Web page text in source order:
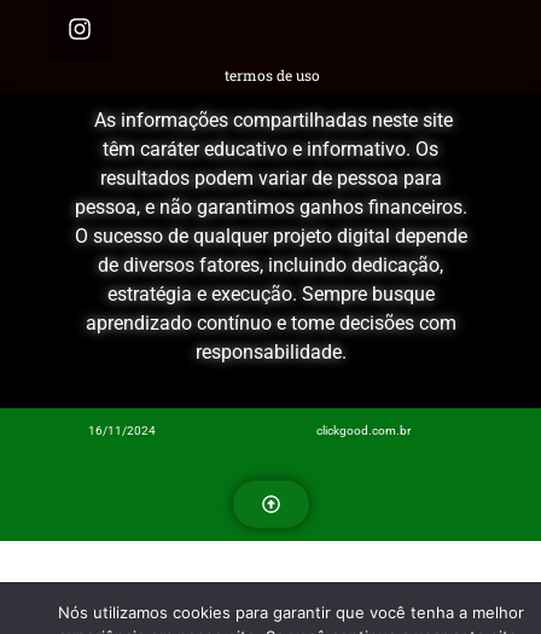
termos de uso
As informações compartilhadas neste site
têm caráter educativo e informativo. Os
resultados podem variar de pessoa para
pessoa, e não garantimos ganhos financeiros.
O sucesso de qualquer projeto digital depende
de diversos fatores, incluindo dedicação,
estratégia e execução. Sempre busque
aprendizado contínuo e tome decisões com
responsabilidade.
16/11/2024 clickgood.com.br
Nós utilizamos cookies para garantir que você tenha a melhor